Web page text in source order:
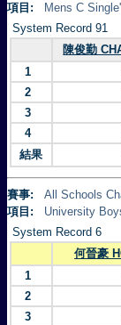
項目:
Mens C
System Record 91
陳俊勤
1
2
3
4
結果
賽事:
All Schools
項目:
University
System Record 6
何晉豪
1
2
3